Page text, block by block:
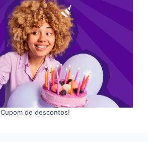
Cupom de descontos!